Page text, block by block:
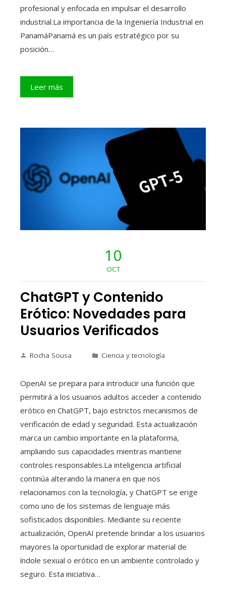
profesional y enfocada en impulsar el desarrollo
industrial.La importancia de la Ingeniería Industrial en
PanamáPanamá es un país estratégico por su
posición…
Leer más
10
OCT
ChatGPT y Contenido
Erótico: Novedades para
Usuarios Verificados
Rocha Sousa Ciencia y tecnología
OpenAI se prepara para introducir una función que
permitirá a los usuarios adultos acceder a contenido
erótico en ChatGPT, bajo estrictos mecanismos de
verificación de edad y seguridad. Esta actualización
marca un cambio importante en la plataforma,
ampliando sus capacidades mientras mantiene
controles responsables.La inteligencia artificial
continúa alterando la manera en que nos
relacionamos con la tecnología, y ChatGPT se erige
como uno de los sistemas de lenguaje más
sofisticados disponibles. Mediante su reciente
actualización, OpenAI pretende brindar a los usuarios
mayores la oportunidad de explorar material de
índole sexual o erótico en un ambiente controlado y
seguro. Esta iniciativa…